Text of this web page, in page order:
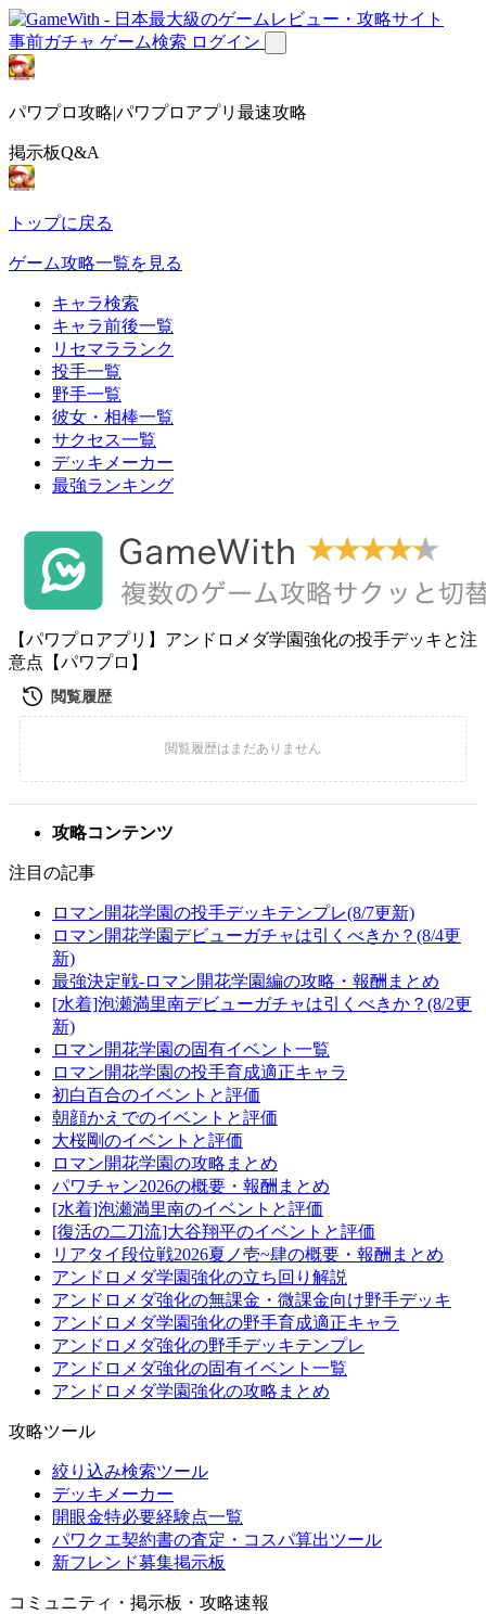
事前ガチャ ゲーム検索 ログイン
パワプロ攻略|パワプロアプリ最速攻略
掲示板Q&A
トップに戻る
ゲーム攻略一覧を見る
キャラ検索
キャラ前後一覧
リセマラランク
投手一覧
野手一覧
彼女・相棒一覧
サクセス一覧
デッキメーカー
最強ランキング
【パワプロアプリ】アンドロメダ学園強化の投手デッキと注
意点【パワプロ】
攻略コンテンツ
注目の記事
ロマン開花学園の投手デッキテンプレ(8/7更新)
ロマン開花学園デビューガチャは引くべきか？(8/4更
新)
最強決定戦-ロマン開花学園編の攻略・報酬まとめ
[水着]泡瀬満里南デビューガチャは引くべきか？(8/2更
新)
ロマン開花学園の固有イベント一覧
ロマン開花学園の投手育成適正キャラ
初白百合のイベントと評価
朝顔かえでのイベントと評価
大桜剛のイベントと評価
ロマン開花学園の攻略まとめ
パワチャン2026の概要・報酬まとめ
[水着]泡瀬満里南のイベントと評価
[復活の二刀流]大谷翔平のイベントと評価
リアタイ段位戦2026夏ノ壱~肆の概要・報酬まとめ
アンドロメダ学園強化の立ち回り解説
アンドロメダ強化の無課金・微課金向け野手デッキ
アンドロメダ学園強化の野手育成適正キャラ
アンドロメダ強化の野手デッキテンプレ
アンドロメダ強化の固有イベント一覧
アンドロメダ学園強化の攻略まとめ
攻略ツール
絞り込み検索ツール
デッキメーカー
開眼金特必要経験点一覧
パワクエ契約書の査定・コスパ算出ツール
新フレンド募集掲示板
コミュニティ・掲示板・攻略速報